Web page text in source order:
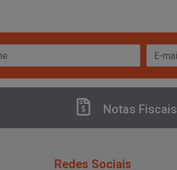
Notas Fiscais
Redes Sociais